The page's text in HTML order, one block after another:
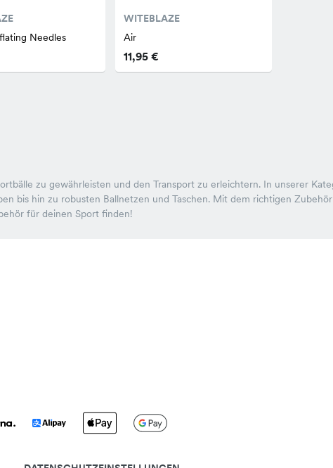
Needles
WITEBLAZE
Air
11,95 €
zu gewährleisten und den Transport zu erleichtern. In unserer
bis hin zu robusten Ballnetzen und Taschen. Mit dem richtigen
für deinen Sport finden!